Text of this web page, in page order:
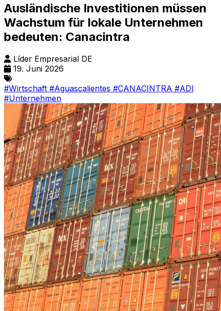
Ausländische Investitionen müssen
Wachstum für lokale Unternehmen
bedeuten: Canacintra
Líder Empresarial DE
19. Juni 2026
#Wirtschaft #Aguascalientes #CANACINTRA #ADI
#Unternehmen